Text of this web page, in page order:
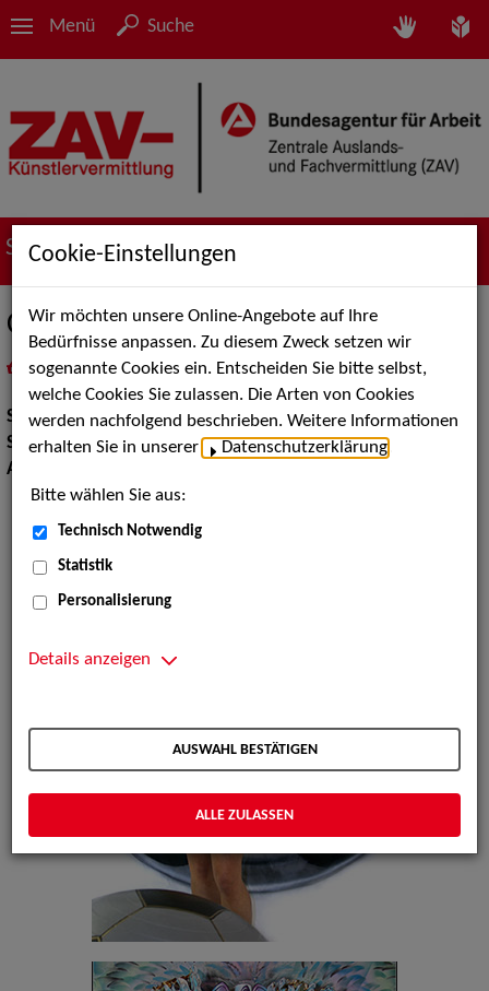
Menü Suche
Suche nach Künstler*innen
Christine Dumbsky
als PDF speichern
inMeine Merklistelegen
Show:Walk Acts Animation, Show Acts
Show Acts: Straßenshows / Outdoor
Artistik:
Cookie-Einstellungen
Wir möchten unsere Online-Angebote auf Ihre
Bedürfnisse anpassen. Zu diesem Zweck setzen wir
sogenannte Cookies ein. Entscheiden Sie bitte selbst,
welche Cookies Sie zulassen. Die Arten von Cookies
werden nachfolgend beschrieben. Weitere Informationen
erhalten Sie in unserer
Datenschutzerklärung
Bitte wählen Sie aus:
Technisch Notwendig
Statistik
Personalisierung
Details anzeigen
AUSWAHL BESTÄTIGEN
ALLE ZULASSEN